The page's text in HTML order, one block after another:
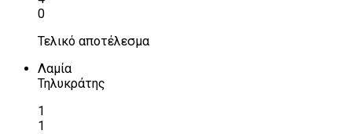
0
Τελικό αποτέλεσμα
Λαμία
Τηλυκράτης
1
1